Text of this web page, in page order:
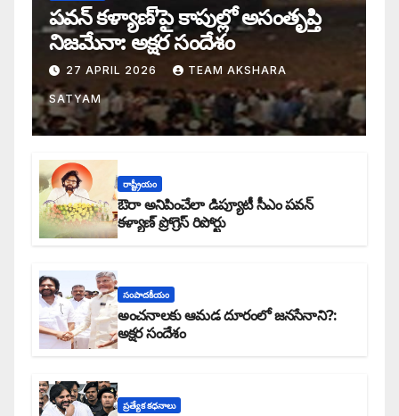
పవన్ కళ్యాణ్’పై కాపుల్లో అసంతృప్తి
నిజమేనా: అక్షర సందేశం
27 APRIL 2026 TEAM AKSHARA
SATYAM
రాష్ట్రీయం
ఔరా అనిపించేలా డిప్యూటీ సీఎం పవన్
కళ్యాణ్ ప్రోగ్రెస్ రిపోర్టు
సంపాదకీయం
అంచనాలకు ఆమడ దూరంలో జనసేనాని?:
అక్షర సందేశం
ప్రత్యేక కధనాలు